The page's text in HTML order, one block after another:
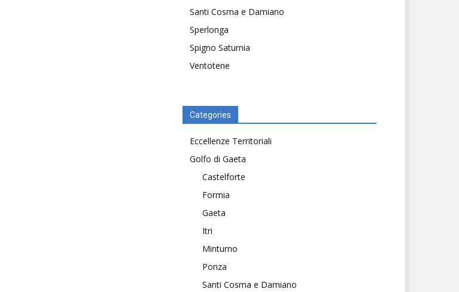
Santi Cosma e Damiano
Sperlonga
Spigno Saturnia
Ventotene
Categories
Eccellenze Territoriali
Golfo di Gaeta
Castelforte
Formia
Gaeta
Itri
Minturno
Ponza
Santi Cosma e Damiano